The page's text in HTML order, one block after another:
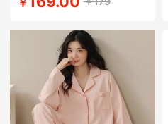
￥